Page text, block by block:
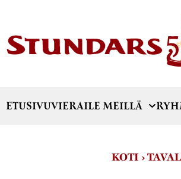
ETUSIVUVIERAILE MEILLÄ
KOTI ›